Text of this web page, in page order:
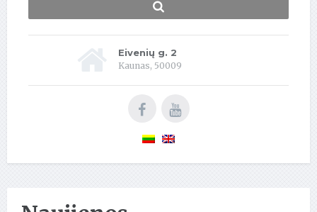
Eivenių g. 2
Kaunas, 50009